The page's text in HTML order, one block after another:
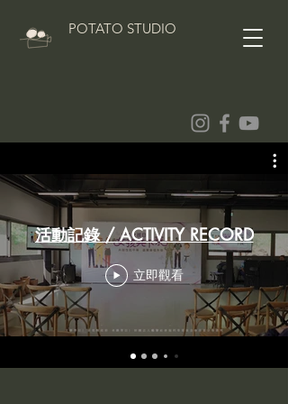
POTATO STUDIO
活動記錄 / ACTIVITY RECORD
立即觀看